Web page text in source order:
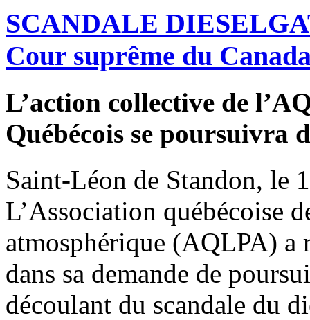
SCANDALE
Cour suprême du
L’action collective de
Québécois se poursuivra
Saint-Léon de Standon, le
L’Association québécoise
atmosphérique (AQLPA)
dans sa demande de
découlant du scandale du